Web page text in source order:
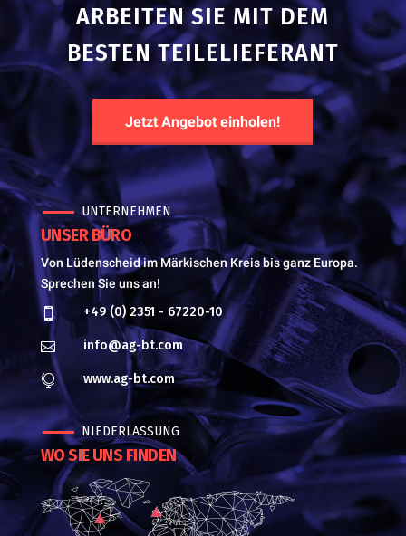
ARBEITEN SIE MIT DEM
BESTEN TEILELIEFERANT
Jetzt Angebot einholen!
UNTERNEHMEN
UNSER BÜRO
Von Lüdenscheid im Märkischen Kreis bis ganz Europa.
Sprechen Sie uns an!
 +49 (0) 2351 - 67220-10
 info@ag-bt.com
 www.ag-bt.com
NIEDERLASSUNG
WO SIE UNS FINDEN